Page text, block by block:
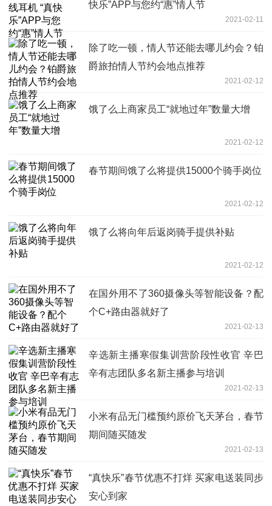
快乐”APP与您约“惠”情人节
2021-02-11
除了吃一顿，情人节还能去哪儿约会？铂
爵旅拍情人节约会地点推荐
2021-02-12
饿了么上商家员工“就地过年”数量大增
2021-02-12
春节期间饿了么将提供15000个骑手岗位
2021-02-12
饿了么将向年后返岗骑手提供补贴
2021-02-12
在国外用不了360摄像头等智能设备？配
个C+路由器就好了
2021-02-13
辛选新主播寒假集训营阶段性收官 辛巴
辛有志团队多名新主播参与培训
2021-02-13
小米有品无门槛预约原价飞天茅台，春节
期间随买随发
2021-02-13
“真快乐”春节优惠不打烊 买家电送装同步
安心到家